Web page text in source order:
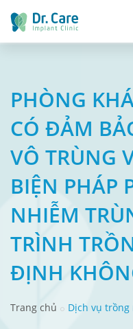
PHÒNG
CÓ ĐẢM
VÔ TRÙNG
BIỆN PHÁP
NHIỄM
TRÌNH
ĐỊNH
Trang chủ Dịch vụ trồng